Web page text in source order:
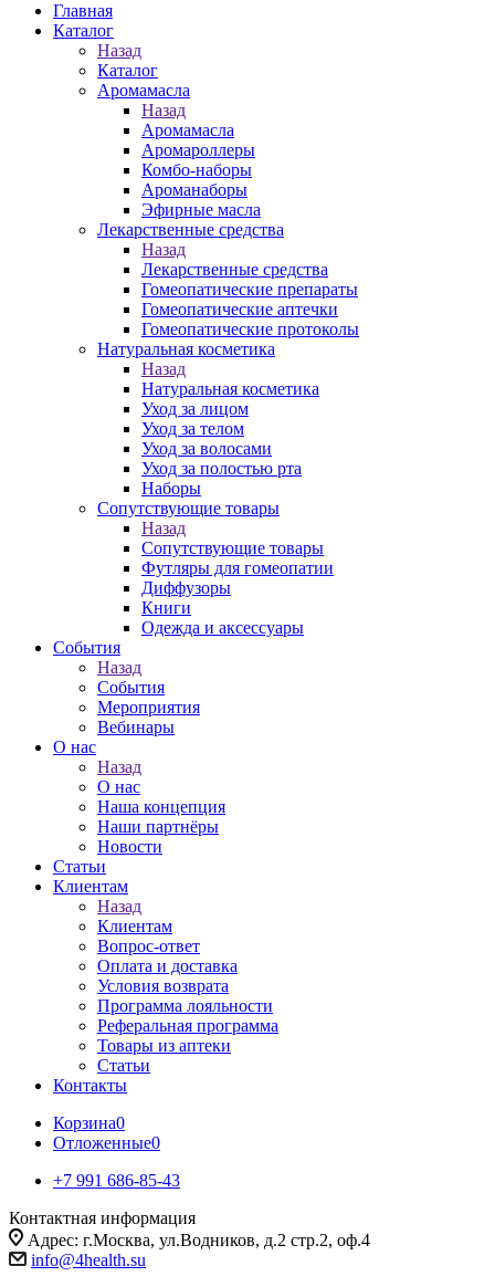
Главная
Каталог
Назад
Каталог
Аромамасла
Назад
Аромамасла
Аромароллеры
Комбо-наборы
Ароманаборы
Эфирные масла
Лекарственные средства
Назад
Лекарственные средства
Гомеопатические препараты
Гомеопатические аптечки
Гомеопатические протоколы
Натуральная косметика
Назад
Натуральная косметика
Уход за лицом
Уход за телом
Уход за волосами
Уход за полостью рта
Наборы
Сопутствующие товары
Назад
Сопутствующие товары
Футляры для гомеопатии
Диффузоры
Книги
Одежда и аксессуары
События
Назад
События
Мероприятия
Вебинары
О нас
Назад
О нас
Наша концепция
Наши партнёры
Новости
Статьи
Клиентам
Назад
Клиентам
Вопрос-ответ
Оплата и доставка
Условия возврата
Программа лояльности
Реферальная программа
Товары из аптеки
Статьи
Контакты
Корзина0
Отложенные0
+7 991 686-85-43
Контактная информация
Адрес: г.Москва, ул.Водников, д.2 стр.2, оф.4
info@4health.su